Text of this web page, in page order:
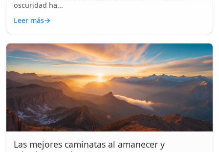
oscuridad ha...
Leer más→
Las mejores caminatas al amanecer y